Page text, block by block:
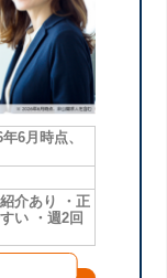
6月時点、
介あり ・正
い ・週2回